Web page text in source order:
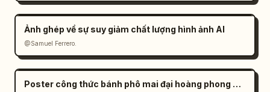
Ảnh ghép về sự suy giảm chất lượng hình ảnh AI
@Samuel Ferrero.
Poster công thức bánh phô mai đại hoàng phong cách Anime